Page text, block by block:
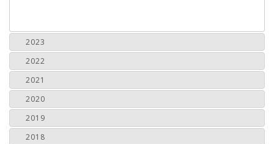
2023
2022
2021
2020
2019
2018